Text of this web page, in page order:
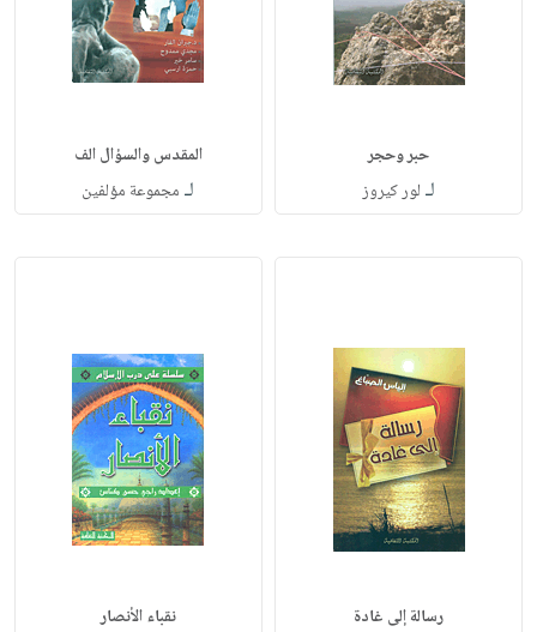
حبر وحجر
لـ لور كيروز
المقدس والسؤال الف
لـ مجموعة مؤلفين
رسالة إلى غادة نقباء الأنصار